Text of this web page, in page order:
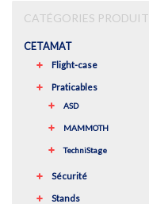
CATÉGORIES PRODUIT
CETAMAT
Flight-case
Praticables
ASD
MAMMOTH
TechniStage
Sécurité
Stands